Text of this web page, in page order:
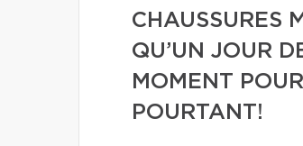
CHAUSSURES
QU’UN JOUR
MOMENT
POURTANT!